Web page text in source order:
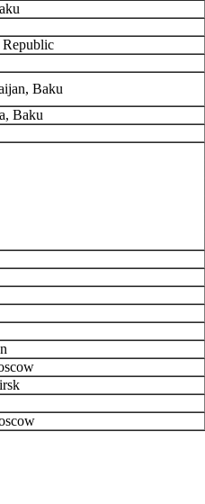
Baku
Baku